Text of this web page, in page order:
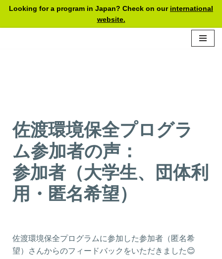
Skip
Looking for a program in Japan? Check on our international
website.
佐渡環境保全プログラ
ム参加者の声：
参加者（大学生、団体利
用・匿名希望）
佐渡環境保全プログラムに参加した参加者（匿名希
望）さんからのフィードバックをいただきました😊